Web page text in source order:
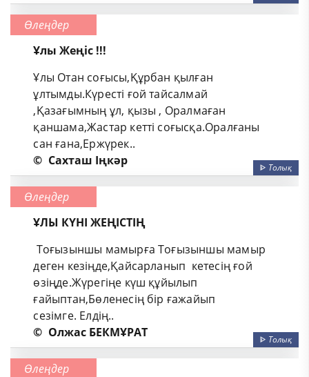
Өлеңдер
Ұлы Жеңіс !!!
Ұлы Отан соғысы,Құрбан қылған
ұлтымды.Күресті ғой тайсалмай
,Қазағымның ұл, қызы , Оралмаған
қаншама,Жастар кетті соғысқа.Оралғаны
сан ғана,Ержүрек..
© Сахташ Іңкәр ᐈ Толық
Өлеңдер
ҰЛЫ КҮНІ ЖЕҢІСТІҢ
Тоғызыншы мамырға Тоғызыншы мамыр
деген кезіңде,Қайсарланып кетесің ғой
өзіңде.Жүрегіңе күш құйылып
ғайыптан,Бөленесің бір ғажайып
сезімге. Елдің..
© Олжас БЕКМҰРАТ ᐈ Толық
Өлеңдер